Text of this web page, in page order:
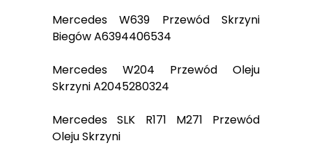
Mercedes W639 Przewód Skrzyni
Biegów A6394406534
Mercedes W204 Przewód Oleju
Skrzyni A2045280324
Mercedes SLK R171 M271 Przewód
Oleju Skrzyni